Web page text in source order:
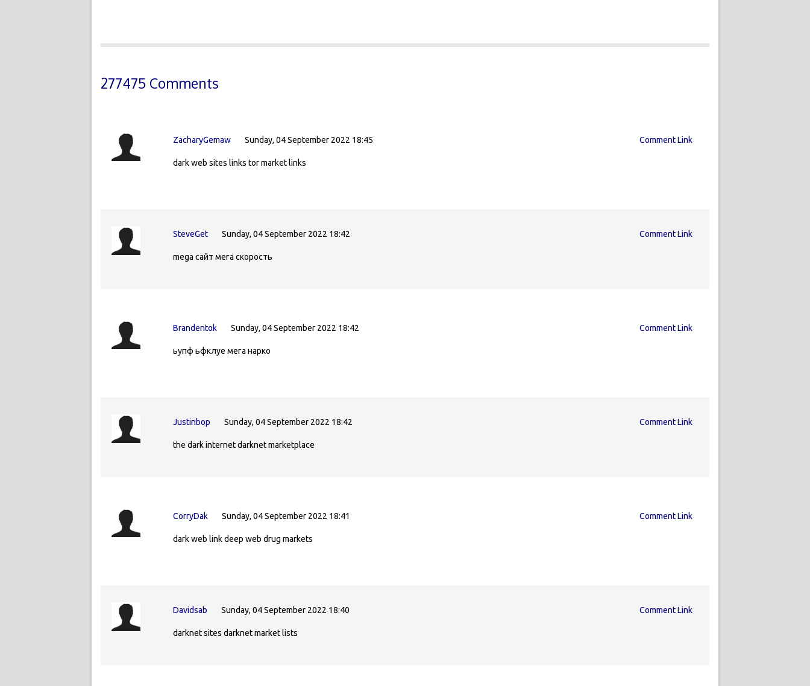
277475 Comments
ZacharyGemaw Sunday, 04 September 2022 18:45 Comment Link
dark web sites links tor market links
SteveGet Sunday, 04 September 2022 18:42 Comment Link
mega сайт мега скорость
Brandentok Sunday, 04 September 2022 18:42 Comment Link
ьупф ьфклуе мега нарко
Justinbop Sunday, 04 September 2022 18:42 Comment Link
the dark internet darknet marketplace
CorryDak Sunday, 04 September 2022 18:41 Comment Link
dark web link deep web drug markets
Davidsab Sunday, 04 September 2022 18:40 Comment Link
darknet sites darknet market lists